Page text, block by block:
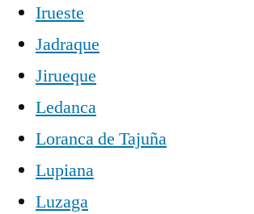
Irueste
Jadraque
Jirueque
Ledanca
Loranca de Tajuña
Lupiana
Luzaga